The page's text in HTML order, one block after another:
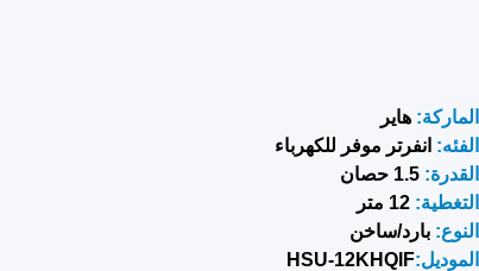
الماركة: هاير
الفئه: نفرتر موفر للكهرباء
القدرة: 1.5 حصان
التغطية: 12 متر
النوع: بارد/ساخن
الموديل:HSU-12KHQIF